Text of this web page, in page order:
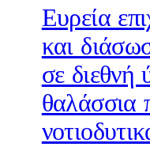
Ευρεία
και
σε διεθνή
θαλάσσια